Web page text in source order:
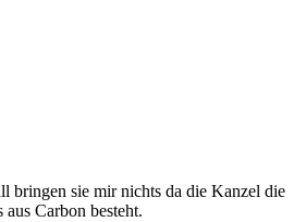
bringen sie mir nichts da die Kanzel die
Carbon besteht.